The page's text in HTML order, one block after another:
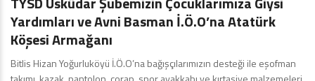
Yardımları ve Avni Basman İ.Ö.O’na Atatürk
Köşesi Armağanı
Bitlis Hizan Yoğurluköyü İ.Ö.O’na bağışçılarımızın desteği ile eşofman